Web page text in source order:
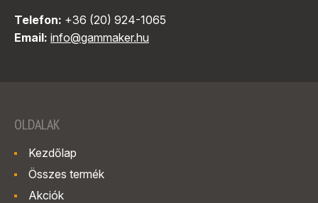
Telefon: +36 (20) 924-1065
Email: info@gammaker.hu
OLDALAK
Kezdőlap
Összes termék
Akciók